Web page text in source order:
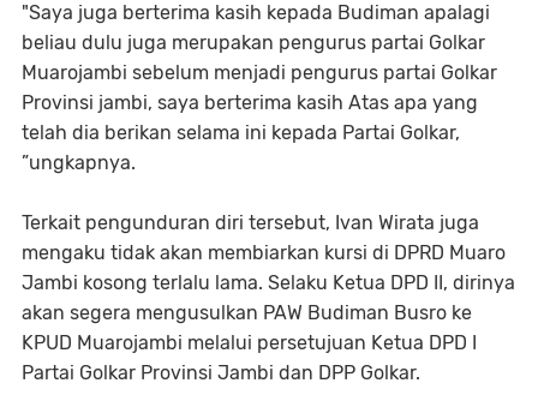
"Saya juga berterima kasih kepada Budiman apalagi
beliau dulu juga merupakan pengurus partai Golkar
Muarojambi sebelum menjadi pengurus partai Golkar
Provinsi jambi, saya berterima kasih Atas apa yang
telah dia berikan selama ini kepada Partai Golkar,
”ungkapnya.
Terkait pengunduran diri tersebut, Ivan Wirata juga
mengaku tidak akan membiarkan kursi di DPRD Muaro
Jambi kosong terlalu lama. Selaku Ketua DPD II, dirinya
akan segera mengusulkan PAW Budiman Busro ke
KPUD Muarojambi melalui persetujuan Ketua DPD I
Partai Golkar Provinsi Jambi dan DPP Golkar.